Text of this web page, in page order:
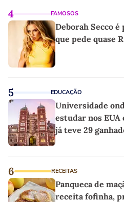
4 FAMOSOS
Deborah Secco
que pede quase
5 EDUCAÇÃO
Universidade
estudar nos EUA
já teve 29
6 RECEITAS
Panqueca de
receita fofinha,